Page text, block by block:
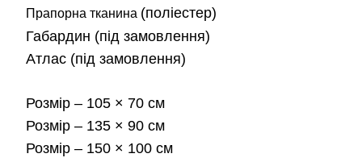
Прапорна тканина (поліестер)
Габардин (під замовлення)
Атлас (під замовлення)
Розмір – 105 × 70 см
Розмір – 135 × 90 см
Розмір – 150 × 100 см